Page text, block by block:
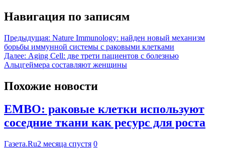
Навигация по записям
Предыдущая: Nature Immunology: найден новый механизм
борьбы иммунной системы с раковыми клетками
Далее: Aging Cell: две трети пациентов с болезнью
Альцгеймера составляют женщины
Похожие новости
EMBO: раковые клетки используют
соседние ткани как ресурс для роста
Газета.Ru2 месяца спустя 0